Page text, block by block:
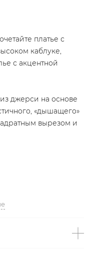
платье с
каблуке,
с акцентной
джерси на основе
«дышащего»
вырезом и
заказу и под